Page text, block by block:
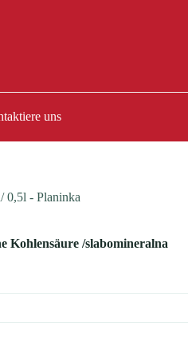
uns
0,5l - Planinka
Kohlensäure /slabomineralna